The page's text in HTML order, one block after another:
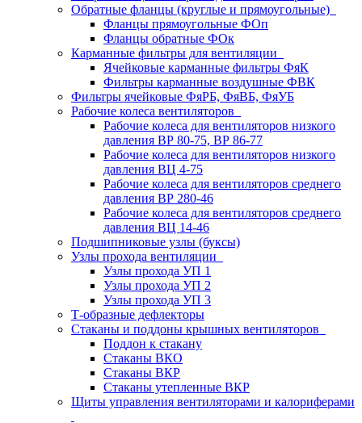
Обратные фланцы (круглые и прямоугольные)
Фланцы прямоугольные ФОп
Фланцы обратные ФОк
Карманные фильтры для вентиляции
Ячейковые карманные фильтры ФяК
Фильтры карманные воздушные ФВК
Фильтры ячейковые ФяРБ, ФяВБ, ФяУБ
Рабочие колеса вентиляторов
Рабочие колеса для вентиляторов низкого
давления ВР 80-75, ВР 86-77
Рабочие колеса для вентиляторов низкого
давления ВЦ 4-75
Рабочие колеса для вентиляторов среднего
давления ВР 280-46
Рабочие колеса для вентиляторов среднего
давления ВЦ 14-46
Подшипниковые узлы (буксы)
Узлы прохода вентиляции
Узлы прохода УП 1
Узлы прохода УП 2
Узлы прохода УП 3
Т-образные дефлекторы
Стаканы и поддоны крышных вентиляторов
Поддон к стакану
Стаканы ВКО
Стаканы ВКР
Стаканы утепленные ВКР
Щиты управления вентиляторами и калориферами